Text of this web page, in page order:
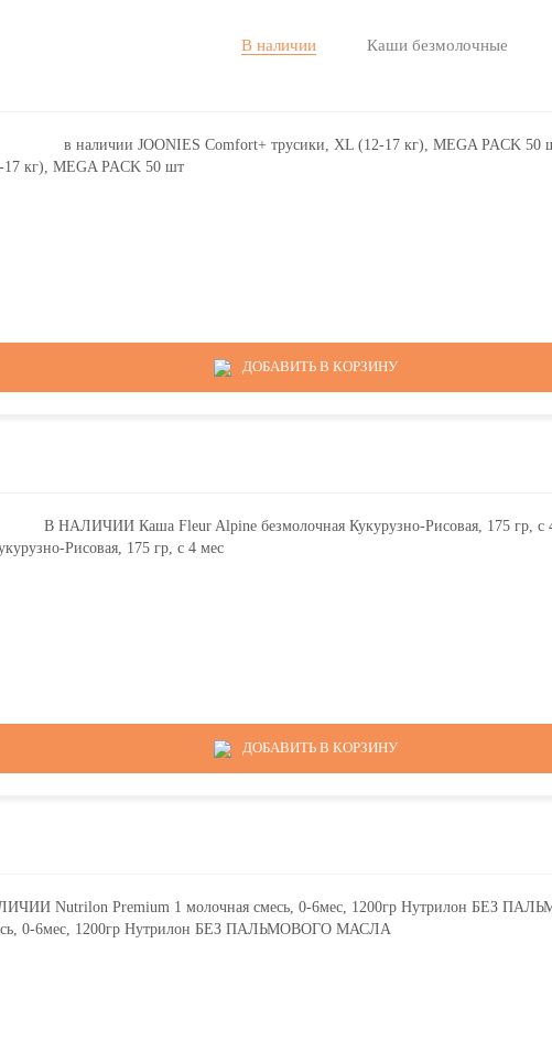
В наличии Каши безмолочные
кг), MEGA PACK 50 шт
ДОБАВИТЬ В КОРЗИНУ
Рисовая, 175 гр, с 4 мес
ДОБАВИТЬ В КОРЗИНУ
0-6мес, 1200гр Нутрилон БЕЗ ПАЛЬМОВОГО МАСЛА